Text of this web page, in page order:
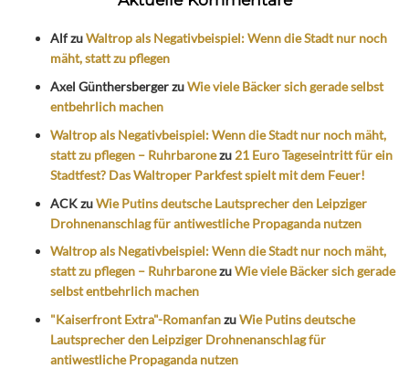
AlfzuWaltrop als Negativbeispiel: Wenn die Stadt nur noch
mäht, statt zu pflegen
Axel GünthersbergerzuWie viele Bäcker sich gerade selbst
entbehrlich machen
Waltrop als Negativbeispiel: Wenn die Stadt nur noch mäht,
statt zu pflegen – Ruhrbaronezu 21 Euro Tageseintritt für ein
Stadtfest? Das Waltroper Parkfest spielt mit dem Feuer!
ACKzuWie Putins deutsche Lautsprecher den Leipziger
Drohnenanschlag für antiwestliche Propaganda nutzen
Waltrop als Negativbeispiel: Wenn die Stadt nur noch mäht,
statt zu pflegen – RuhrbaronezuWie viele Bäcker sich gerade
selbst entbehrlich machen
"Kaiserfront Extra"-RomanfanzuWie Putins deutsche
Lautsprecher den Leipziger Drohnenanschlag für
antiwestliche Propaganda nutzen